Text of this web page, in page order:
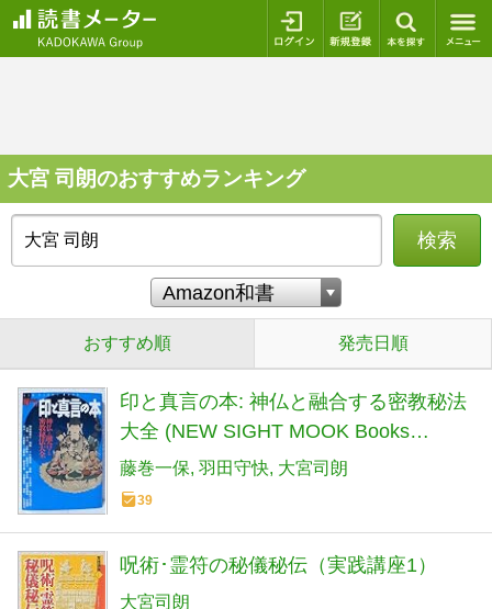
ログイン 新規登録
大宮 司朗のおすすめランキング
検索
おすすめ順 発売日順
印と真言の本: 神仏と融合する密教秘法
大全 (NEW SIGHT MOOK Books
Esoterica 33)
藤巻一保 羽田守快 大宮司朗
39
呪術･霊符の秘儀秘伝（実践講座1）
大宮司朗